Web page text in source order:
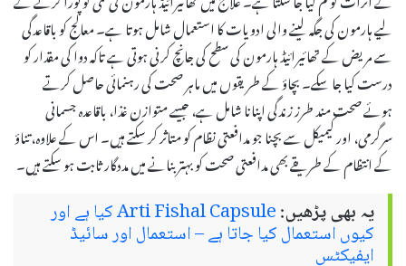
لیے ہارمون کی جگہ لینے والی ادویات کا استعمال شامل ہوتا ہے۔ معالج کو باقاعدگی
سے مریض کے تھائیرائیڈ ہارمون کی سطح کی جانچ کرنی ہوتی ہے تاکہ دوا کی مقدار کو
درست کیا جا سکے۔ بچاؤ کے طریقوں میں ماہر صحت کی رہنمائی حاصل کرتے
ہوئے صحت مند طرز زندگی اپنانا شامل ہے، جیسے متوازن غذا، باقاعدہ جسمانی
سرگرمی، اور کیمیکل سے بچنا جو مدافعتی نظام کو متاثر کر سکتے ہیں۔ اس کے علاوہ، تناؤ
کے انتظام کے طریقے بھی مدافعتی صحت کو بہتر بنانے میں مددگار ثابت ہو سکتے ہیں۔
یہ بھی پڑھیں: Arti Fishal Capsule کیا ہے اور
کیوں استعمال کیا جاتا ہے – استعمال اور سائیڈ
ایفیکٹس